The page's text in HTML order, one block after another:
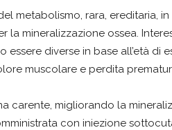
metabolismo, rara, ereditaria,
la mineralizzazione ossea.
essere diverse in base all’età di
muscolare e perdita
carente, migliorando la
con iniezione